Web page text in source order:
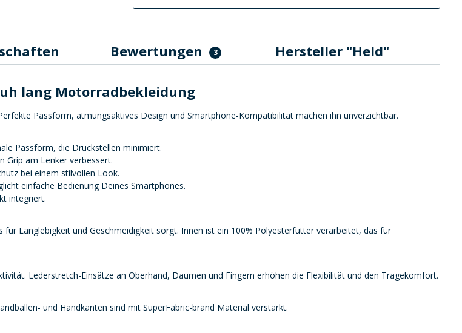
Bewertungen 3 Hersteller "Held"
lang Motorradbekleidung
Passform, atmungsaktives Design und Smartphone-Kompatibilität machen ihn unverzichtbar.
Passform, die Druckstellen minimiert.
Grip am Lenker verbessert.
bei einem stilvollen Look.
einfache Bedienung Deines Smartphones.
integriert.
Langlebigkeit und Geschmeidigkeit sorgt. Innen ist ein 100% Polyesterfutter verarbeitet, das für
Lederstretch-Einsätze an Oberhand, Daumen und Fingern erhöhen die Flexibilität und den Tragekomfort.
und Handkanten sind mit SuperFabric-brand Material verstärkt.